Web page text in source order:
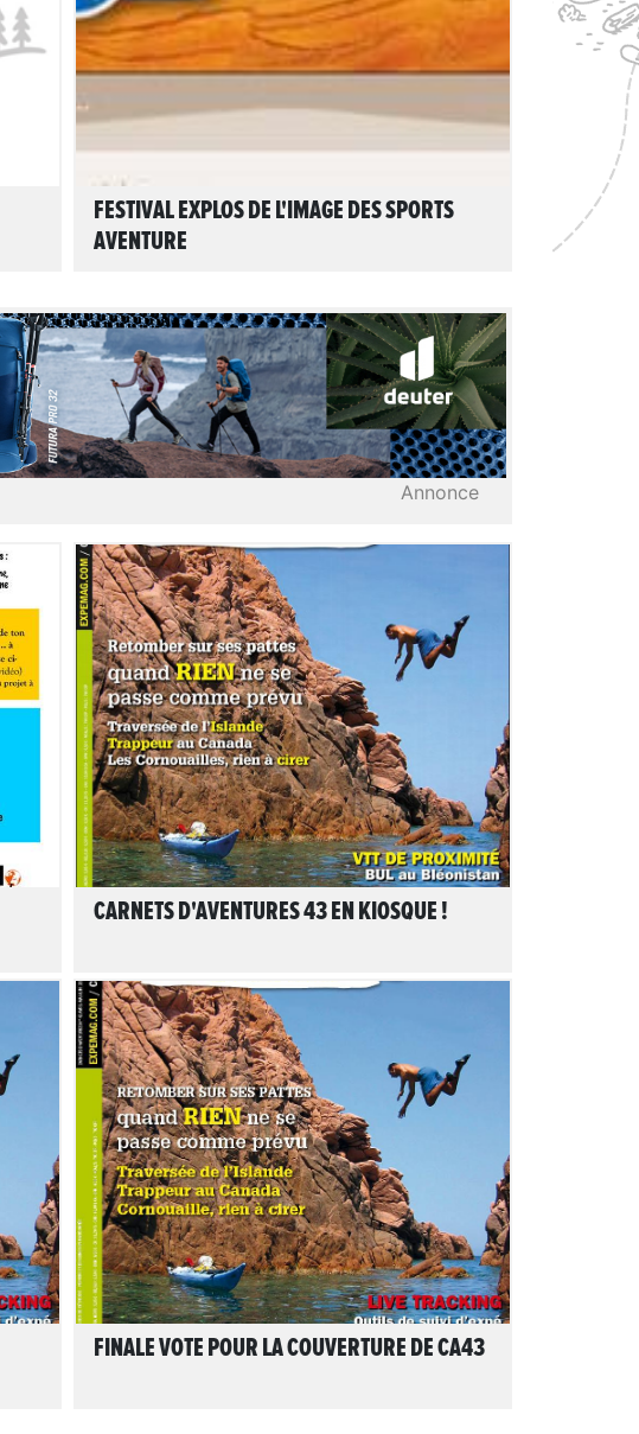
LIRE L'ARTICLE
FESTIVAL EXPLOS DE L'IMAGE DES SPORTS
AVENTURE
Annonce
LIRE L'ARTICLE
CARNETS D'AVENTURES 43 EN KIOSQUE !
LIRE L'ARTICLE
FINALE VOTE POUR LA COUVERTURE DE CA43